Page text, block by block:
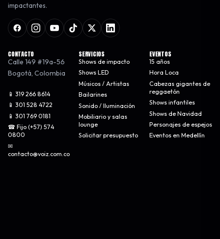
impactantes.
CONTACTO
Calle 149 #19a-56
Bogotá, Colombia
📱 319 266 8614
📱 301 528 4722
📱 301 769 0181
☎ Fijo (+57) 574
0800
✉
contacto@voiz.com.co
SERVICIOS
Shows de impacto
Shows LED
Músicos / Artistas
Bailarines
Sonido / Iluminación
Mobiliario y salas
lounge
Solicitar presupuesto
EVENTOS
15 años
Hora Loca
Cabezas gigantes de
reggaetón
Shows infantiles
Shows de Navidad
Personajes de espejos
Eventos en Medellín